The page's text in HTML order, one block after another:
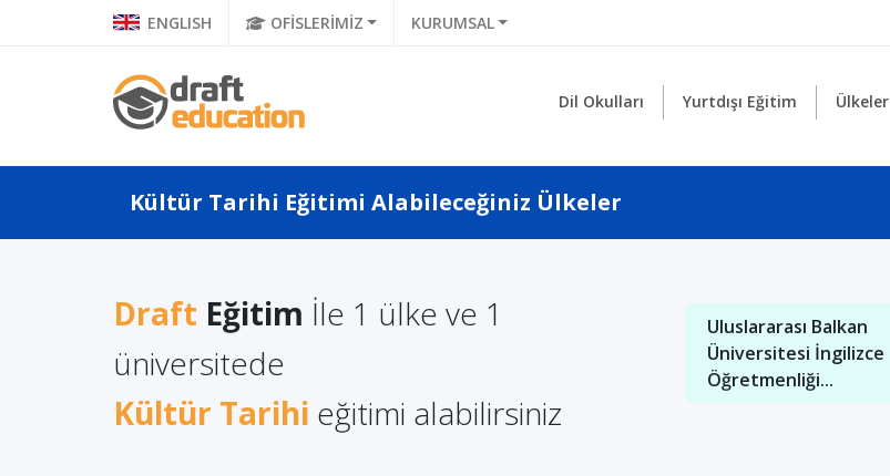
ENGLISH OFİSLERİMİZ KURUMSAL
Dil Okulları Yurtdışı Eğitim Ülkeler
Kültür Tarihi Eğitimi Alabileceğiniz Ülkeler
Draft Eğitim İle 1 ülke ve 1
üniversitede
Kültür Tarihi eğitimi alabilirsiniz
Litvanya'da Yüksek
Lisans Eğitimi Almanın
Avantajları
Uluslararası Balkan
Üniversitesi İngilizce
Öğretmenliği...